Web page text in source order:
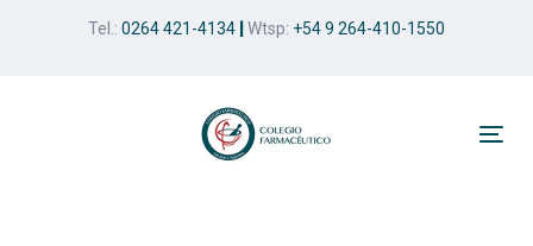
Tel.: 0264 421-4134 Wtsp: +54 9 264-410-1550